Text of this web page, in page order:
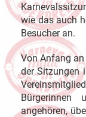
wie das auch
Besucher an.
Von Anfang
der Sitzungen
angehören,